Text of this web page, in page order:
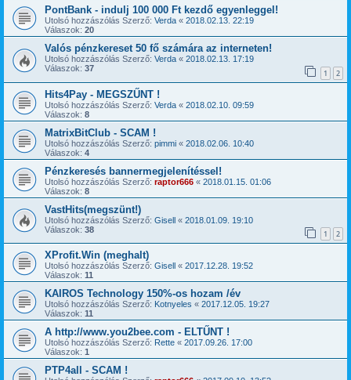
PontBank - indulj 100 000 Ft kezdő egyenleggel!
Utolsó hozzászólás Szerző: Verda « 2018.02.13. 22:19
Válaszok: 20
Valós pénzkereset 50 fő számára az interneten!
Utolsó hozzászólás Szerző: Verda « 2018.02.13. 17:19
Válaszok: 37 1 2
Hits4Pay - MEGSZŰNT !
Utolsó hozzászólás Szerző: Verda « 2018.02.10. 09:59
Válaszok: 8
MatrixBitClub - SCAM !
Utolsó hozzászólás Szerző: pimmi « 2018.02.06. 10:40
Válaszok: 4
Pénzkeresés bannermegjelenítéssel!
Utolsó hozzászólás Szerző: raptor666 « 2018.01.15. 01:06
Válaszok: 8
VastHits(megszünt!)
Utolsó hozzászólás Szerző: Gisell « 2018.01.09. 19:10
Válaszok: 38 1 2
XProfit.Win (meghalt)
Utolsó hozzászólás Szerző: Gisell « 2017.12.28. 19:52
Válaszok: 11
KAIROS Technology 150%-os hozam /év
Utolsó hozzászólás Szerző: Kotnyeles « 2017.12.05. 19:27
Válaszok: 11
A http://www.you2bee.com - ELTŰNT !
Utolsó hozzászólás Szerző: Rette « 2017.09.26. 17:00
Válaszok: 1
PTP4all - SCAM !